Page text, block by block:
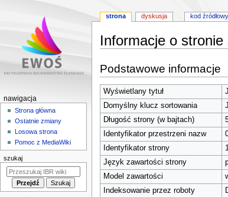
Informacje o stronie
do
nawigacji
do
wyszukiwania
Podstawowe informacje
Wyświetlany tytuł
Domyślny klucz sortowania
Długość strony (w bajtach)
Identyfikator przestrzeni nazw
Identyfikator strony
Język zawartości strony
Model zawartości
Indeksowanie przez roboty
M
n
a
w
i
strona dyskusja kod źródłowy
nawigacja
Strona główna
Ostatnie zmiany
Losowa strona
Pomoc z MediaWiki
szukaj